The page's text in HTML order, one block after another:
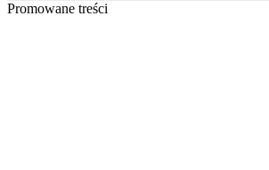
Promowane treści